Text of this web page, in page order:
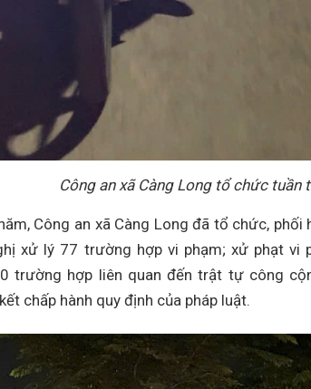
Công an xã Càng Long tổ chức tuần
Công an xã Càng Long đã tổ chức,
xử lý 77 trường hợp vi phạm; xử phạt vi
trường hợp liên quan đến trật tự công
chấp hành quy định của pháp luật.